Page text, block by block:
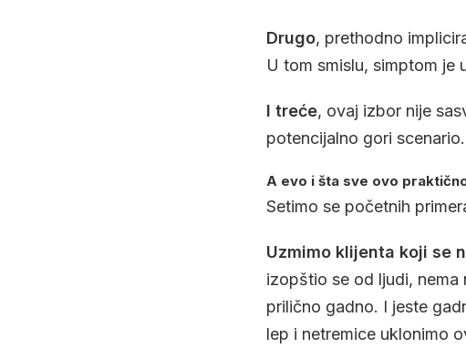
Drugo, prethodno
U tom smislu, simptom je
I treće, ovaj izbor nije
potencijalno gori scenario.
A evo i šta sve ovo
Setimo se početnih
Uzmimo klijenta koji se
izopštio se od ljudi, nema
prilično gadno. I jeste
lep i netremice uklonimo